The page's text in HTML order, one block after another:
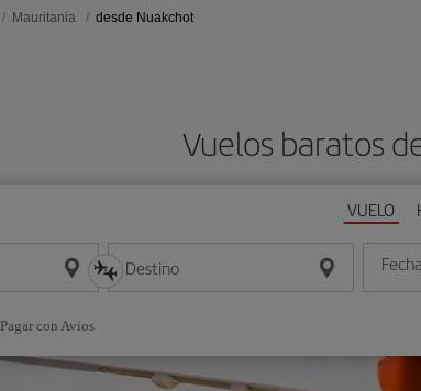
Mauritania desde Nuakchot
Vuelos baratos
VUELO
Destino
Pagar con Avios